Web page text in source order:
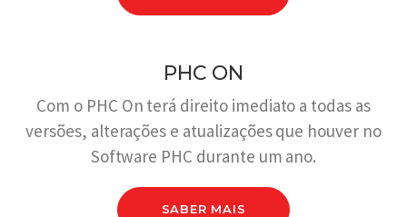
PHC ON
Com o PHC On terá direito imediato a todas as
versões, alterações e atualizações que houver no
Software PHC durante um ano.
SABER MAIS